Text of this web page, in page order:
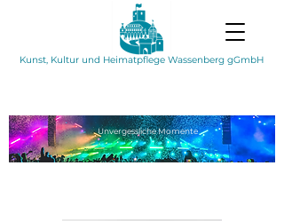
Kunst, Kultur und Heimatpflege Wassenberg gGmbH
UnvergesslicheMomente